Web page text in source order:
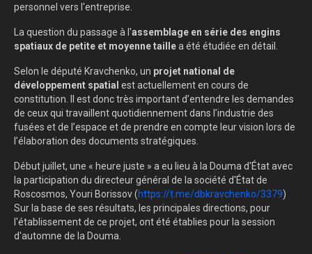
personnel vers l'entreprise.
La question du passage à l'assemblage en série des engins
spatiaux de petite et moyenne taillea été étudiée en détail.
Selon le député Kravchenko, un projet national de
développement spatial est actuellement en cours de
constitution. Il est donc très important d’entendre les demandes
de ceux qui travaillent quotidiennement dans l’industrie des
fusées et de l’espace et de prendre en compte leur vision lors de
l’élaboration des documents stratégiques.
Début juillet, une « heure juste » a eu lieu à la Douma d'État avec
la participation du directeur général de la société d'État de
Roscosmos, Youri Borissov (https://t.me/dbkravchenko/3379)
Sur la base de ses résultats, les principales directions, pour
l'établissement de ce projet, ont été établies pour la session
d'automne de la Douma.